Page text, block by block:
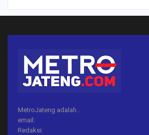
MetroJateng adalah..
email:
Redaksi: